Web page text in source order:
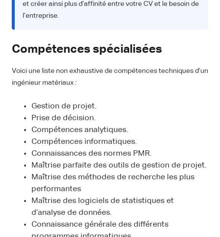
et créer ainsi plus d’affinité entre votre CV et le besoin de
l’entreprise.
Compétences spécialisées
Voici une liste non exhaustive de compétences techniques d’un
ingénieur matériaux :
Gestion de projet.
Prise de décision.
Compétences analytiques.
Compétences informatiques.
Connaissances des normes PMR.
Maîtrise parfaite des outils de gestion de projet.
Maîtrise des méthodes de recherche les plus
performantes
Maîtrise des logiciels de statistiques et
d’analyse de données.
Connaissance générale des différents